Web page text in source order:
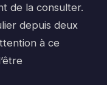
de la consulter.
depuis deux
à ce